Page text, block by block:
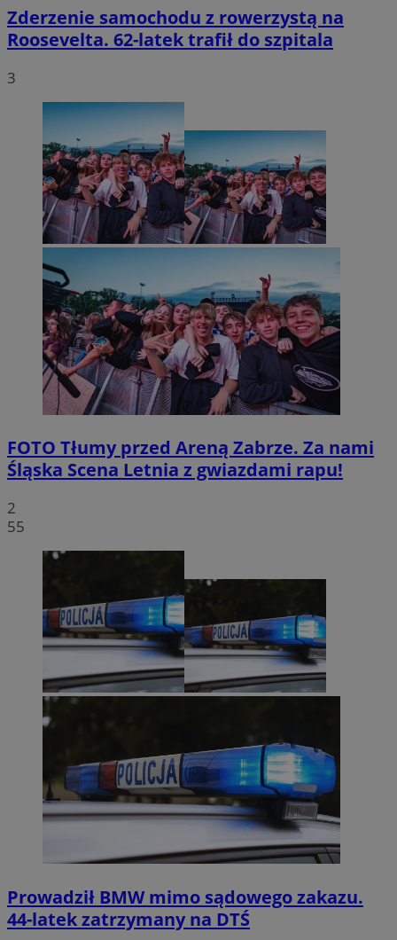
Zderzenie samochodu z rowerzystą na
Roosevelta. 62-latek trafił do szpitala
3
FOTO Tłumy przed Areną Zabrze. Za nami
Śląska Scena Letnia z gwiazdami rapu!
2
55
Prowadził BMW mimo sądowego zakazu.
44-latek zatrzymany na DTŚ